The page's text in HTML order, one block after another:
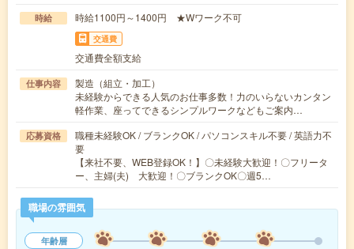
時給 時給1100円～1400円 ★Wワーク不可
交通費
交通費全額支給
仕事内容
製造（組立・加工）
未経験からできる人気のお仕事多数！力のいらないカンタン
軽作業、座ってできるシンプルワークなどもご案内…
応募資格
職種未経験OK / ブランクOK / パソコンスキル不要 / 英語力不
要
【来社不要、WEB登録OK！】〇未経験大歓迎！〇フリータ
ー、主婦(夫) 大歓迎！〇ブランクOK〇週5…
職場の雰囲気
年齢層